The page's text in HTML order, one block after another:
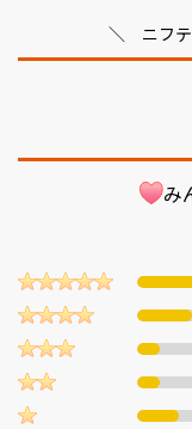
＼ ニフテ
み